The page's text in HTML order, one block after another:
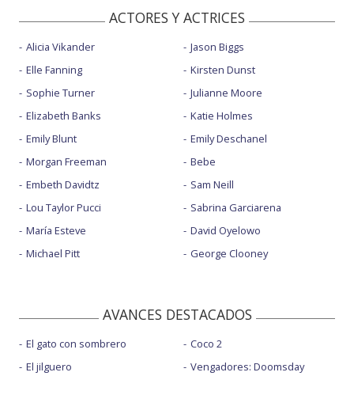
ACTORES Y ACTRICES
Alicia Vikander
Elle Fanning
Sophie Turner
Elizabeth Banks
Emily Blunt
Morgan Freeman
Embeth Davidtz
Lou Taylor Pucci
María Esteve
Michael Pitt
Jason Biggs
Kirsten Dunst
Julianne Moore
Katie Holmes
Emily Deschanel
Bebe
Sam Neill
Sabrina Garciarena
David Oyelowo
George Clooney
AVANCES DESTACADOS
El gato con sombrero
El jilguero
Coco 2
Vengadores: Doomsday